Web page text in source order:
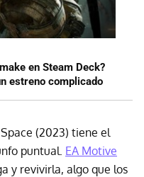
en Steam Deck?
estreno complicado
(2023) tiene el
puntual. EA Motive
y revivirla, algo que los